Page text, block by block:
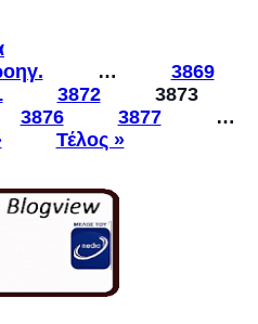
ΛΕΙΤΟΥΡΓΙΑ ΓΡΑΦΕΙΟΥ
ΟΓΑ ΣΤΗ ΜΕΝΗΙΔΑ
…
3869
3872
3873
3876 3877
…
Τέλος »